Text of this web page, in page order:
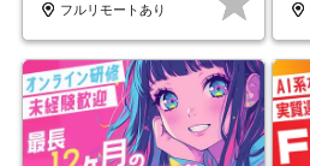
フルリモートあり